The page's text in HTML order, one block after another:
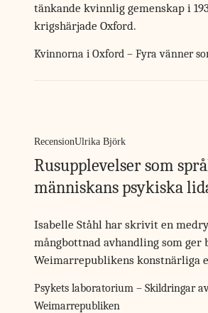
tänkande kvinnlig gemenskap i
krigshärjade Oxford.
Kvinnorna i Oxford – Fyra vänner
RecensionUlrika Björk
Rusupplevelser som
människans psykiska
Isabelle Ståhl har skrivit en
mångbottnad avhandling som ger
Weimarrepublikens konstnärliga
Psykets laboratorium – Skildringar
Weimarrepubliken